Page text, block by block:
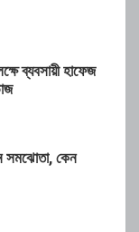
ব্যবসায়ী হাফেজ
সমঝোতা, কেন